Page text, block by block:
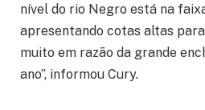
nível do rio Negro está na
apresentando cotas altas
muito em razão da grande
ano”, informou Cury.